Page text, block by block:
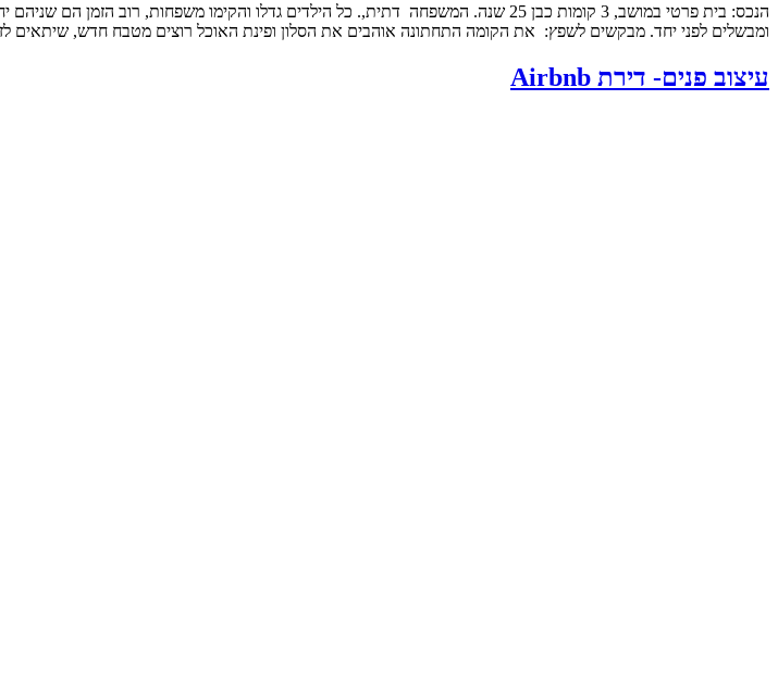
הנכס: בית פרטי במושב, 3 קומות כבן 25 שנה. המשפחה דתית,. כל הילדים גדלו והקימו
ומבשלים לפני יחד. מבקשים לשפץ: את הקומה התחתונה אוהבים את הסלון ופינת האוכל רוצים מטבח חדש, שיתאים
עיצוב פנים- דירת Airbnb